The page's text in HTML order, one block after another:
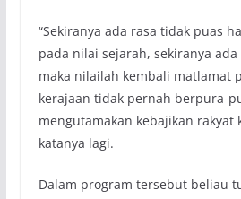
“Sekiranya ada rasa tidak puas
pada nilai sejarah, sekiranya
maka nilailah kembali matlamat
kerajaan tidak pernah berpura-
mengutamakan kebajikan rakyat
katanya lagi.
Dalam program tersebut beliau